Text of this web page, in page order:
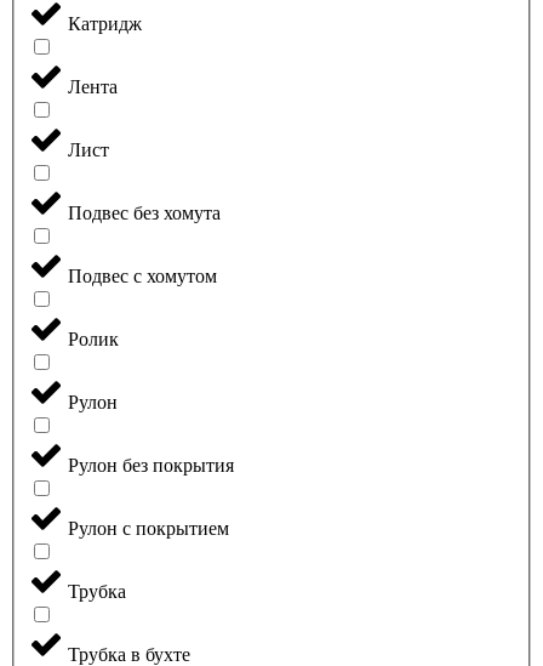
Катридж
Лента
Лист
Подвес без хомута
Подвес с хомутом
Ролик
Рулон
Рулон без покрытия
Рулон с покрытием
Трубка
Трубка в бухте